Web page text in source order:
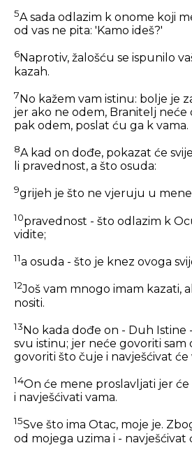
5A sada odlazim k onome koji
od vas ne pita: 'Kamo ideš?'
6Naprotiv, žalošću se ispunilo
kazah.
7No kažem vam istinu: bolje je
jer ako ne odem, Branitelj neće
pak odem, poslat ću ga k vama.
8A kad on dođe, pokazat će
li pravednost, a što osuda:
9grijeh je što ne vjeruju u
10pravednost - što odlazim k
vidite;
11a osuda - što je knez ovoga
12Još vam mnogo imam kazati,
nositi.
13No kada dođe on - Duh Istine
svu istinu; jer neće govoriti sam
govoriti što čuje i navješćivat će
14On će mene proslavljati jer
i navješćivati vama.
15Sve što ima Otac, moje je.
od mojega uzima i - navješćivat